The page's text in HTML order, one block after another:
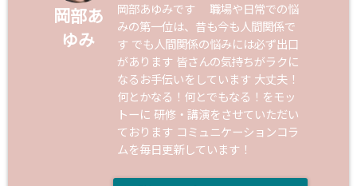
岡部あ
ゆみ
岡部あゆみです 職場や日常での悩
みの第一位は、昔も今も人間関係で
す でも人間関係の悩みには必ず出口
があります 皆さんの気持ちがラクに
なるお手伝いをしています 大丈夫！
何とかなる！何とでもなる！をモッ
トーに 研修・講演をさせていただい
ております コミュニケーションコラ
ムを毎日更新しています！